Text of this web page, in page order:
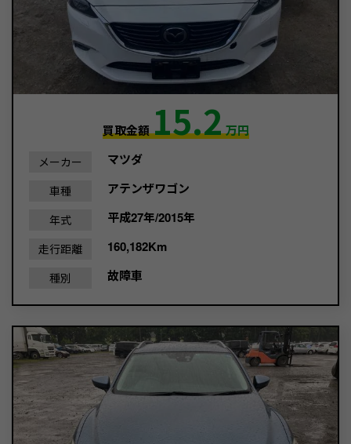
買取金額15.2万円
メーカー マツダ
車種 アテンザワゴン
年式 平成27年/2015年
走行距離 160,182Km
種別 故障車